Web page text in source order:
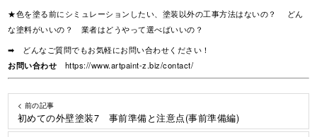
★色を塗る前にシミュレーションしたい、塗装以外の工事方法はないの？ どん
な塗料がいいの？ 業者はどうやって選べばいいの？
➡ どんなご質問でもお気軽にお問い合わせください！
お問い合わせ
https://www.artpaint-z.biz/contact/
< 前の記事
初めての外壁塗装7 事前準備と注意点(事前準備編)